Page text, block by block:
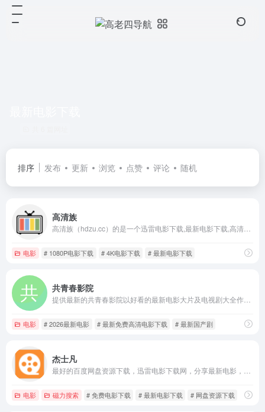
排序 发布 更新 浏览 点赞 评论 随机
高清族
电影 # 1080P电影下载 # 4K电影下载 # 最新电影下载
共青春影院
电影 # 2026最新电影 # 最新免费高清电影下载 # 最新国产剧
杰士凡
电影 磁力搜索 # 免费电影下载 # 最新电影下载 # 网盘资源下载